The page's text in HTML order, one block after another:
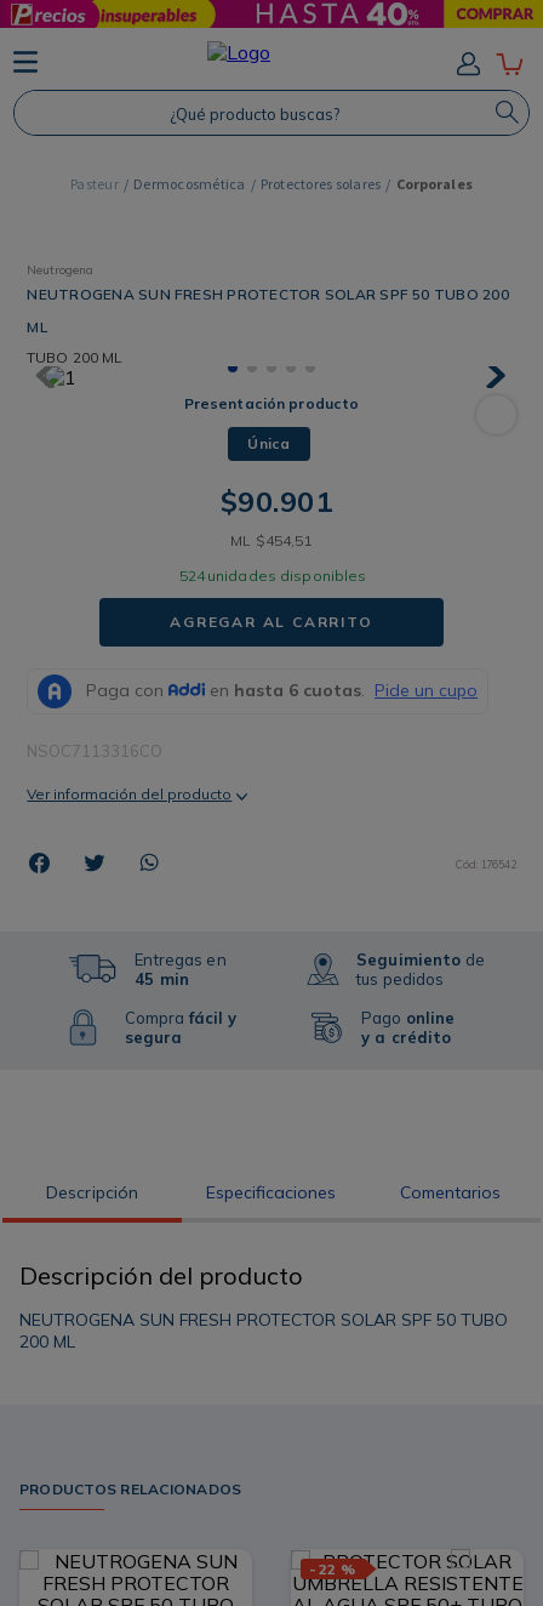
¿Qué producto buscas?
Dermocosmética Protectores solares Corporales
Neutrogena
NEUTROGENA SUN FRESH PROTECTOR SOLAR SPF 50 TUBO 200
ML
TUBO 200 ML
Presentación producto
Única
$90.901
ML $454 51
524 unidades disponibles
AGREGAR AL CARRITO
NSOC7113316CO
Ver información del producto
Cód: 176542
Entregas en
45 min
Comprafácil y
segura
Seguimiento de
tus pedidos
Pago online
y a crédito
Descripción Especificaciones Comentarios
Descripción del producto
NEUTROGENA SUN FRESH PROTECTOR SOLAR SPF 50 TUBO
200 ML
PRODUCTOS RELACIONADOS
- 22 %
TÉRMINOS MÁS BUSCADOS
1. Protector Solar
2. Shampoo
Proteina